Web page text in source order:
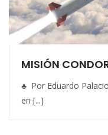
MISIÓN
♣ Por Eduardo
en [...]